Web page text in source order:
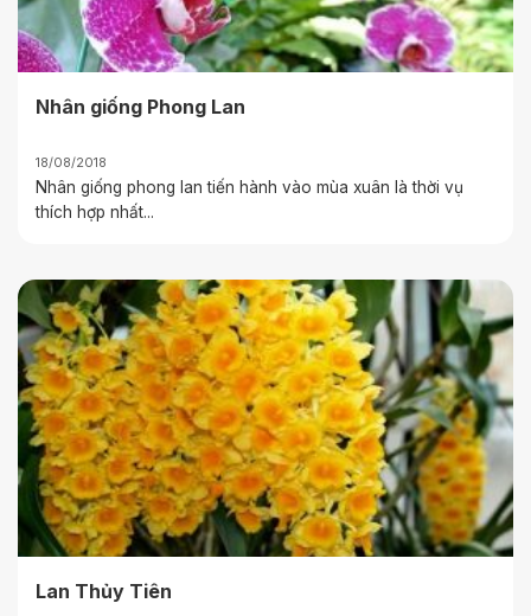
Nhân giống Phong Lan
18/08/2018
Nhân giống phong lan tiến hành vào mùa xuân là thời vụ
thích hợp nhất...
Lan Thủy Tiên